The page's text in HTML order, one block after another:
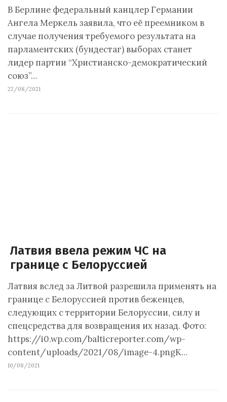
В Берлине федеральный канцлер Германии
Ангела Меркель заявила, что её преемником в
случае получения требуемого результата на
парламентских (бундестаг) выборах станет
лидер партии “Христианско-демократический
союз”…
22/08/2021
Латвия ввела режим ЧС на
границе с Белоруссией
Латвия вслед за Литвой разрешила применять на
границе с Белоруссией против беженцев,
следующих с территории Белоруссии, силу и
спецсредства для возвращения их назад. Фото:
https://i0.wp.com/balticreporter.com/wp-
content/uploads/2021/08/image-4.pngК…
10/08/2021